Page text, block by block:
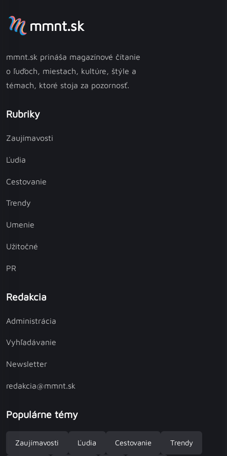
mmnt.sk
mmnt.sk prináša magazínové čítanie
o ľuďoch, miestach, kultúre, štýle a
témach, ktoré stoja za pozornosť.
Rubriky
Zaujímavosti
Ľudia
Cestovanie
Trendy
Umenie
Užitočné
PR
Redakcia
Administrácia
Vyhľadávanie
Newsletter
redakcia@mmnt.sk
Populárne témy
Zaujímavosti Ľudia Cestovanie Trendy